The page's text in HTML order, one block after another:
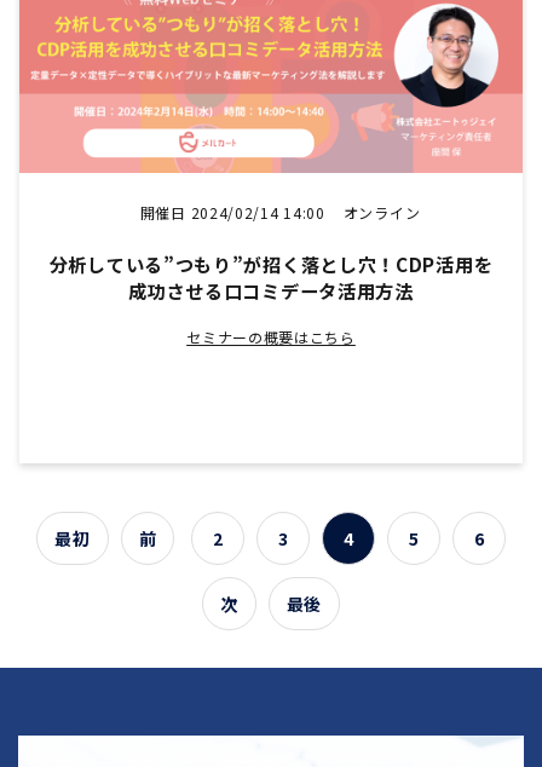
開催日 2024/02/14 14:00 オンライン
分析している”つもり”が招く落とし穴！CDP活用を
成功させる口コミデータ活用方法
セミナーの概要はこちら
最初 前 2 3 4 5 6
次 最後